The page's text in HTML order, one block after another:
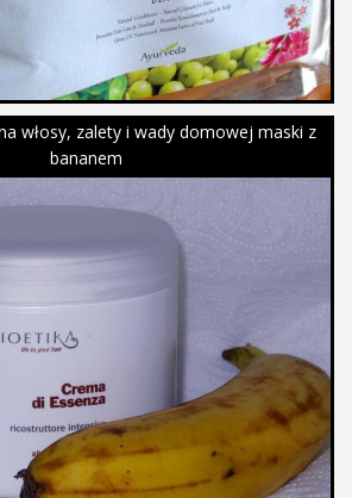
włosy, zalety i wady domowej maski z
bananem